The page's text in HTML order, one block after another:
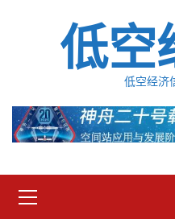
低空
低空经济
Menu